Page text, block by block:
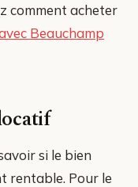
comment acheter
Beauchamp
si le bien
rentable. Pour le